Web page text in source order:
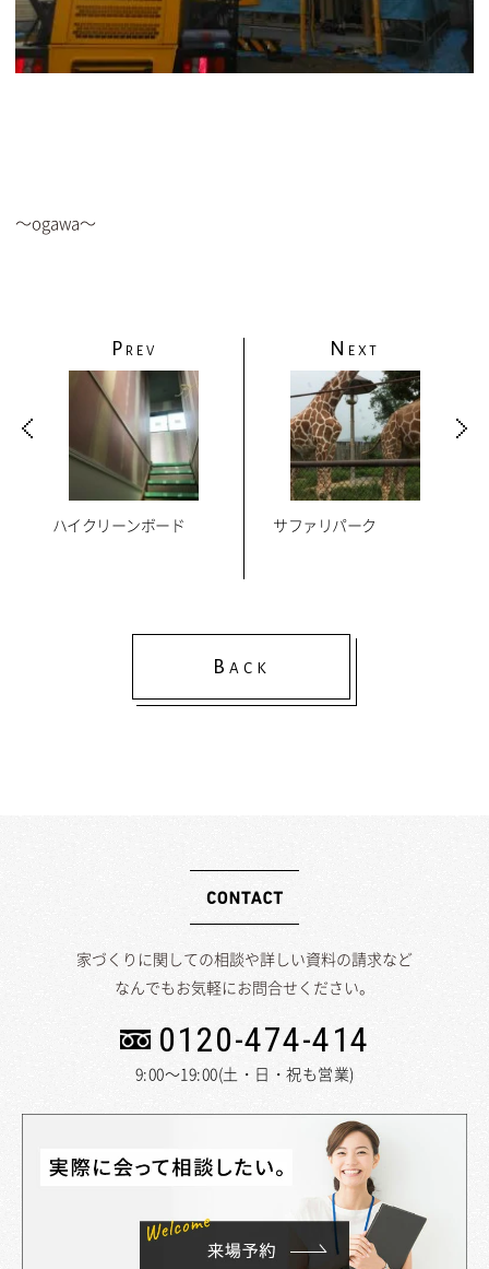
～ogawa～
P REV
ハイクリーンボード サファリパーク
N EXT
B ACK
家づくりに関しての相談や詳しい資料の請求など
なんでもお気軽にお問合せください。
0120-474-414
9:00～19:00(土・日・祝も営業)